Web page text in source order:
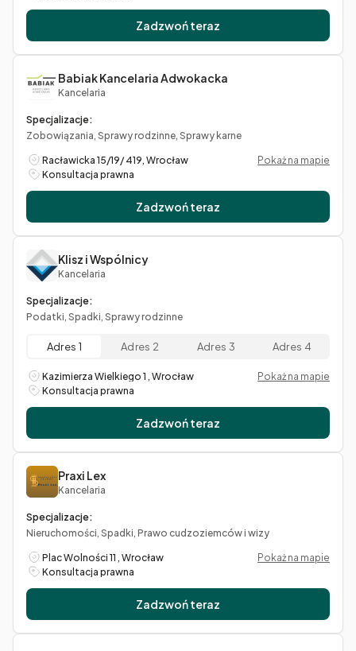
Zadzwoń teraz
Babiak Kancelaria Adwokacka
Kancelaria
Specjalizacje:
Zobowiązania, Sprawy rodzinne, Sprawy karne
Racławicka 15/19/ 419, Wrocław
Pokaż na mapie
Konsultacja prawna
Zadzwoń teraz
Klisz i Wspólnicy
Kancelaria
Specjalizacje:
Podatki, Spadki, Sprawy rodzinne
Adres 1 Adres 2 Adres 3 Adres 4
Kazimierza Wielkiego 1 , Wrocław
Pokaż na mapie
Konsultacja prawna
Zadzwoń teraz
Praxi Lex
Kancelaria
Specjalizacje:
Nieruchomości, Spadki, Prawo cudzoziemców i wizy
Plac Wolności 11 , Wrocław
Pokaż na mapie
Konsultacja prawna
Zadzwoń teraz